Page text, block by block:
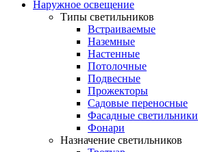
Наружное освещение
Типы светильников
Встраиваемые
Наземные
Настенные
Потолочные
Подвесные
Прожекторы
Садовые переносные
Фасадные светильники
Фонари
Назначение светильников